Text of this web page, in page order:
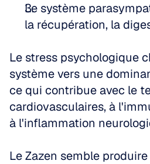
Le système
la récupération, la
Le stress psychologique
système vers une
ce qui contribue avec le
cardiovasculaires, à
à l'inflammation
Le Zazen semble